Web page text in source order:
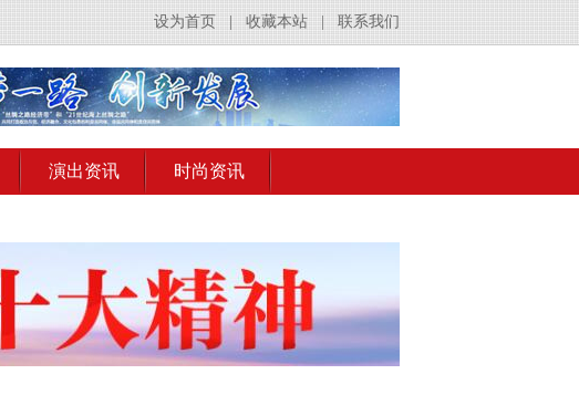
联系我们
收藏本站
设为首页
演出资讯 时尚资讯